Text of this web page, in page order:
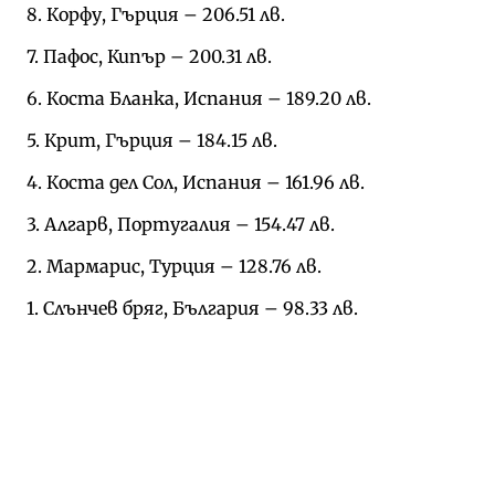
8. Корфу, Гърция – 206.51 лв.
7. Пафос, Кипър – 200.31 лв.
6. Коста Бланка, Испания – 189.20 лв.
5. Крит, Гърция – 184.15 лв.
4. Коста дел Сол, Испания – 161.96 лв.
3. Алгарв, Португалия – 154.47 лв.
2. Мармарис, Турция – 128.76 лв.
1. Слънчев бряг, България – 98.33 лв.